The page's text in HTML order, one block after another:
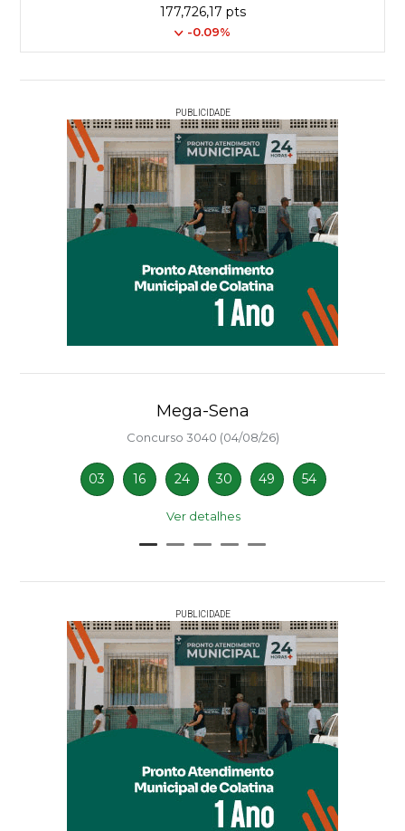
177,726,17 pts
-0.09%
PUBLICIDADE
Mega-Sena
Concurso 3040 (04/08/26)
03 16 24 30 49 54
Ver detalhes
PUBLICIDADE